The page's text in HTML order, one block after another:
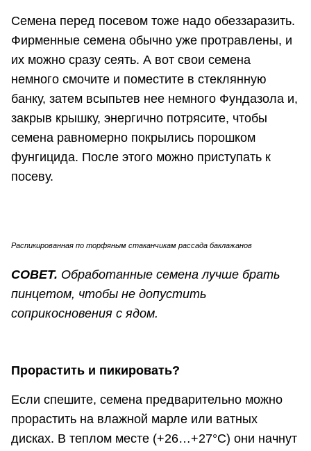
Семена перед посевом тоже надо обеззаразить.
Фирменные семена обычно уже протравлены, и
их можно сразу сеять. А вот свои семена
немного смочите и поместите в стеклянную
банку, затем всыпьтев нее немного Фундазола и,
закрыв крышку, энергично потрясите, чтобы
семена равномерно покрылись порошком
фунгицида. После этого можно приступать к
посеву.
Распикированная по торфяным стаканчикам рассада баклажанов
СОВЕТ. Обработанные семена лучше брать
пинцетом, чтобы не допустить
соприкосновения с ядом.
Прорастить и пикировать?
Если спешите, семена предварительно можно
прорастить на влажной марле или ватных
дисках. В теплом месте (+26…+27°С) они начнут